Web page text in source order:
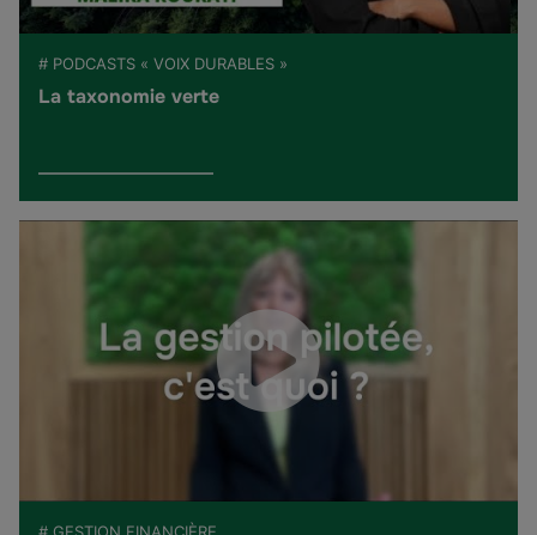
# PODCASTS « VOIX DURABLES »
La taxonomie verte
# GESTION FINANCIÈRE